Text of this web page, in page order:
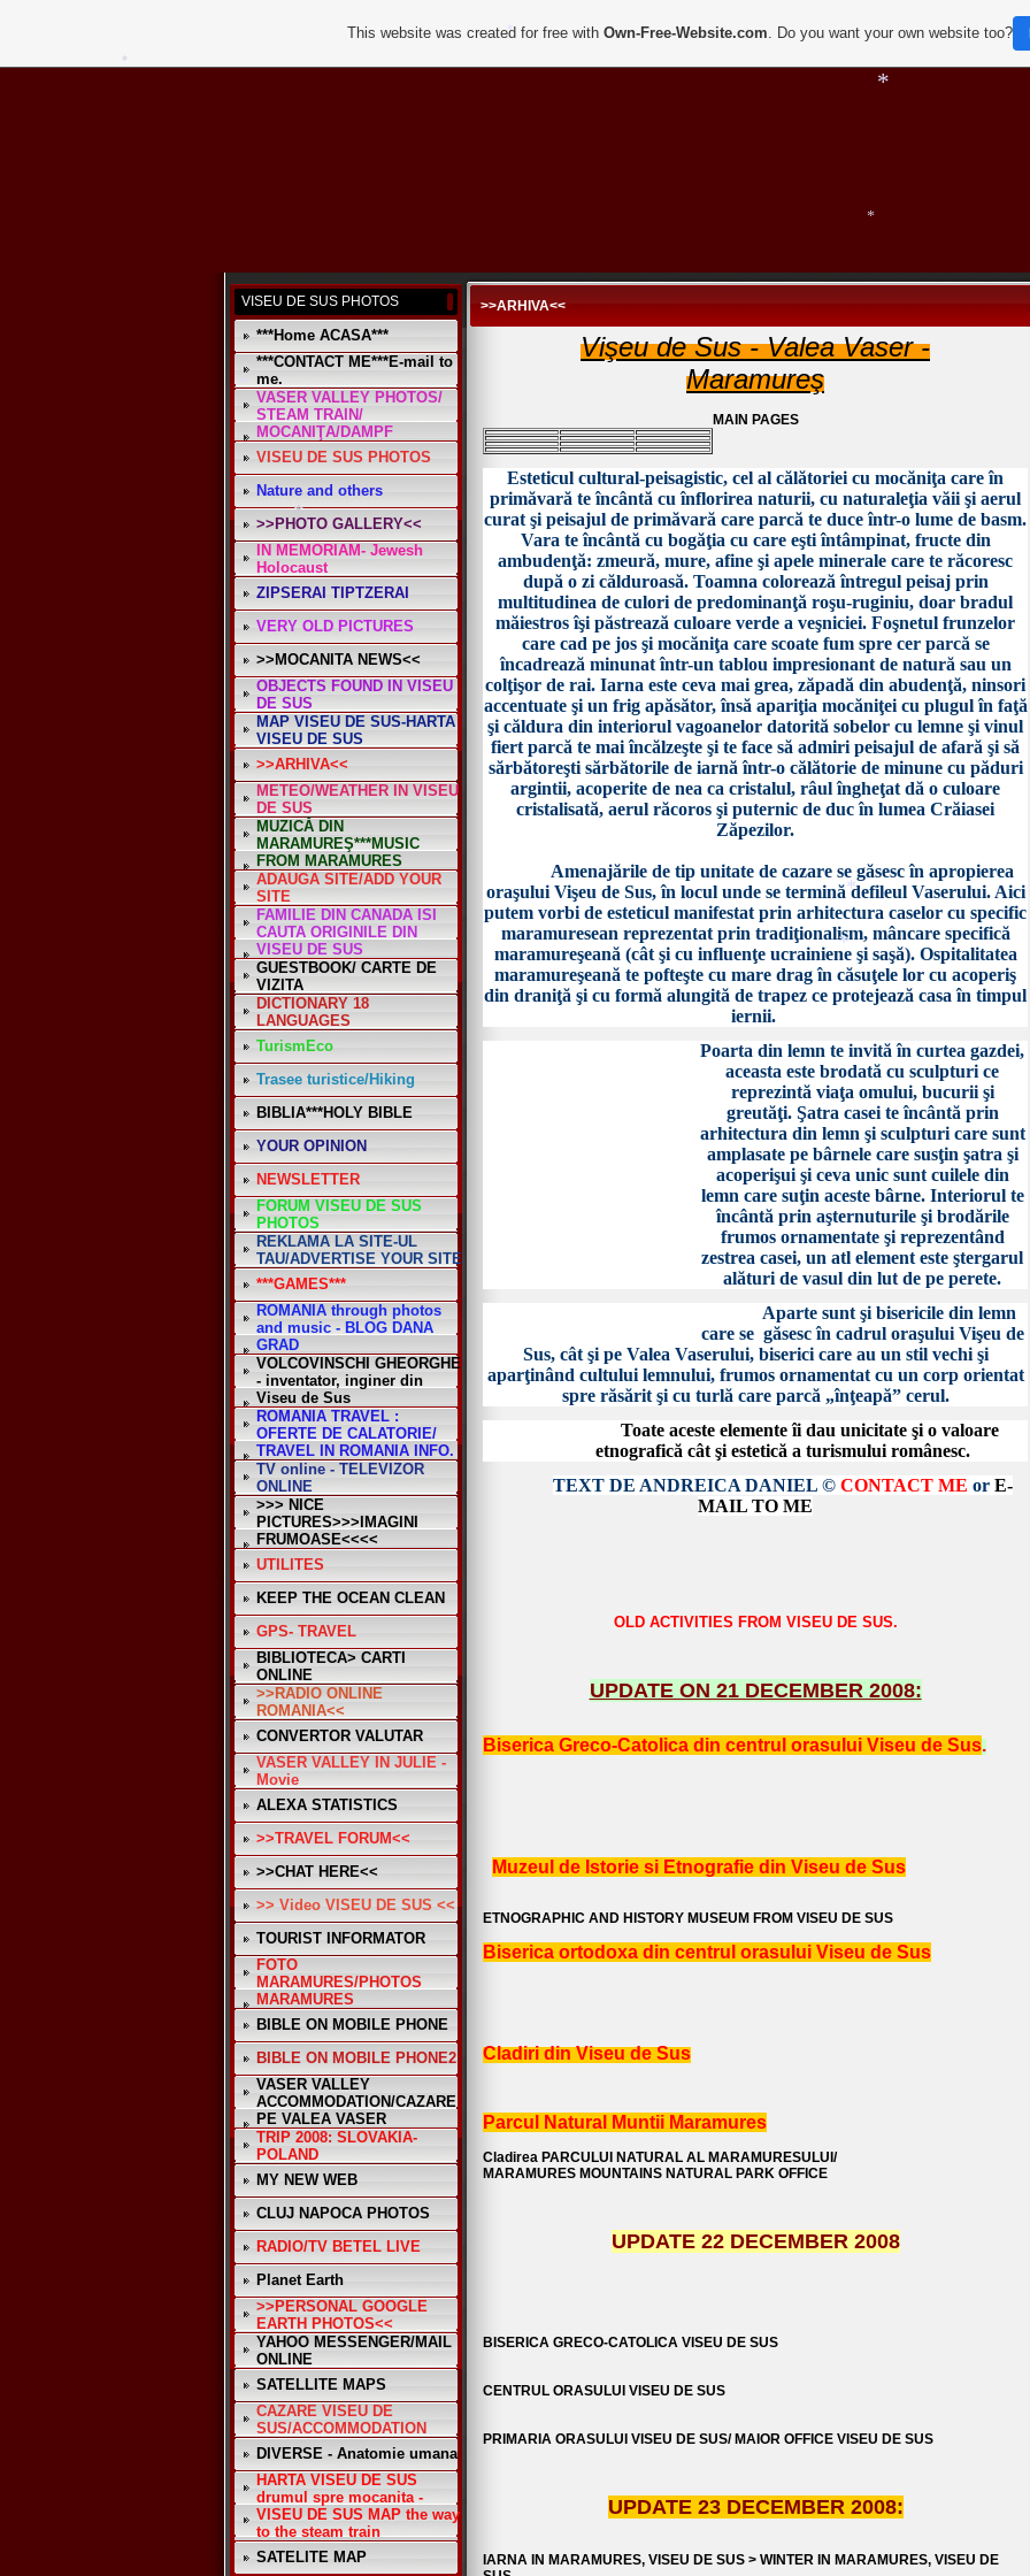
VISEU DE SUS PHOTOS
***Home ACASA***
***CONTACT ME***E-mail to
me.
VASER VALLEY PHOTOS/
STEAM TRAIN/
MOCANIŢA/DAMPF
VISEU DE SUS PHOTOS
Nature and others
>>PHOTO GALLERY<<
IN MEMORIAM- Jewesh
Holocaust
ZIPSERAI TIPTZERAI
VERY OLD PICTURES
>>MOCANITA NEWS<<
OBJECTS FOUND IN VISEU
DE SUS
MAP VISEU DE SUS-HARTA
VISEU DE SUS
>>ARHIVA<<
METEO/WEATHER IN VISEU
DE SUS
MUZICĂ DIN
MARAMUREŞ***MUSIC
FROM MARAMURES
ADAUGA SITE/ADD YOUR
SITE
FAMILIE DIN CANADA ISI
CAUTA ORIGINILE DIN
VISEU DE SUS
GUESTBOOK/ CARTE DE
VIZITA
DICTIONARY 18
LANGUAGES
TurismEco
Trasee turistice/Hiking
BIBLIA***HOLY BIBLE
YOUR OPINION
NEWSLETTER
FORUM VISEU DE SUS
PHOTOS
REKLAMA LA SITE-UL
TAU/ADVERTISE YOUR SITE
***GAMES***
ROMANIA through photos
and music - BLOG DANA
GRAD
VOLCOVINSCHI GHEORGHE
- inventator, inginer din
Viseu de Sus
ROMANIA TRAVEL :
OFERTE DE CALATORIE/
TRAVEL IN ROMANIA INFO.
TV online - TELEVIZOR
ONLINE
>>> NICE
PICTURES>>>IMAGINI
FRUMOASE<<<<
UTILITES
KEEP THE OCEAN CLEAN
GPS- TRAVEL
BIBLIOTECA> CARTI
ONLINE
>>RADIO ONLINE
ROMANIA<<
CONVERTOR VALUTAR
VASER VALLEY IN JULIE -
Movie
ALEXA STATISTICS
>>TRAVEL FORUM<<
>>CHAT HERE<<
>> Video VISEU DE SUS <<
TOURIST INFORMATOR
FOTO
MARAMURES/PHOTOS
MARAMURES
BIBLE ON MOBILE PHONE
BIBLE ON MOBILE PHONE2
VASER VALLEY
ACCOMMODATION/CAZARE
PE VALEA VASER
TRIP 2008: SLOVAKIA-
POLAND
MY NEW WEB
CLUJ NAPOCA PHOTOS
RADIO/TV BETEL LIVE
Planet Earth
>>PERSONAL GOOGLE
EARTH PHOTOS<<
YAHOO MESSENGER/MAIL
ONLINE
SATELLITE MAPS
CAZARE VISEU DE
SUS/ACCOMMODATION
DIVERSE - Anatomie umana
HARTA VISEU DE SUS
drumul spre mocanita -
VISEU DE SUS MAP the way
to the steam train
SATELITE MAP
>>ARHIVA<<
Vişeu de Sus - Valea Vaser -
Maramureş
MAIN PAGES
Esteticul cultural-peisagistic, cel al călătoriei cu mocăniţa care în
primăvară te încântă cu înflorirea naturii, cu naturaleţia văii şi aerul
curat şi peisajul de primăvară care parcă te duce într-o lume de basm.
Vara te încântă cu bogăţia cu care eşti întâmpinat, fructe din
ambudenţă: zmeură, mure, afine şi apele minerale care te răcoresc
după o zi călduroasă. Toamna colorează întregul peisaj prin
multitudinea de culori de predominanţă roşu-ruginiu, doar bradul
măiestros îşi păstrează culoare verde a veşniciei. Foşnetul frunzelor
care cad pe jos şi mocăniţa care scoate fum spre cer parcă se
încadrează minunat într-un tablou impresionant de natură sau un
colţişor de rai. Iarna este ceva mai grea, zăpadă din abudenţă, ninsori
accentuate şi un frig apăsător, însă apariţia mocăniţei cu plugul în faţă
şi căldura din interiorul vagoanelor datorită sobelor cu lemne şi vinul
fiert parcă te mai încălzeşte şi te face să admiri peisajul de afară şi să
sărbătoreşti sărbătorile de iarnă într-o călătorie de minune cu păduri
argintii, acoperite de nea ca cristalul, râul îngheţat dă o culoare
cristalisată, aerul răcoros şi puternic de duc în lumea Crăiasei
Zăpezilor.
Amenajările de tip unitate de cazare se găsesc în apropierea
oraşului Vişeu de Sus, în locul unde se termină defileul Vaserului. Aici
putem vorbi de esteticul manifestat prin arhitectura caselor cu specific
maramuresean reprezentat prin tradiţionalism, mâncare specifică
maramureşeană (cât şi cu influenţe ucrainiene şi saşă). Ospitalitatea
maramureşeană te pofteşte cu mare drag în căsuţele lor cu acoperiş
din draniţă şi cu formă alungită de trapez ce protejează casa în timpul
iernii.
Poarta din lemn te invită în curtea gazdei,
aceasta este brodată cu sculpturi ce
reprezintă viaţa omului, bucurii şi
greutăţi. Şatra casei te încântă prin
arhitectura din lemn şi sculpturi care sunt
amplasate pe bârnele care susţin şatra şi
acoperişui şi ceva unic sunt cuilele din
lemn caresuţin aceste bârne. Interiorul te
încântă prin aşternuturile şi brodările
frumos ornamentate şi reprezentând
zestrea casei, un atl element este ştergarul
alături de vasul din lut de pe perete.
Aparte sunt şi bisericile din lemn
care se găsesc în cadrul oraşului Vişeu de
Sus, cât şi pe Valea Vaserului, biserici care au un stil vechi şi
aparţinând cultului lemnului, frumos ornamentat cu un corp orientat
spre răsărit şi cu turlă care parcă „înţeapă” cerul.
Toate aceste elemente îi dau unicitate şi o valoare
etnografică cât şi estetică a turismului românesc.
TEXT DE ANDREICA DANIEL © CONTACT ME or E-
MAIL TO ME
OLD ACTIVITIES FROM VISEU DE SUS.
UPDATE ON 21 DECEMBER 2008:
Biserica Greco-Catolica din centrul orasului Viseu de Sus.
Muzeul de Istorie si Etnografie din Viseu de Sus
ETNOGRAPHIC AND HISTORY MUSEUM FROM VISEU DE SUS
Biserica ortodoxa din centrul orasului Viseu de Sus
Cladiri din Viseu de Sus
Parcul Natural Muntii Maramures
Cladirea PARCULUI NATURAL AL MARAMURESULUI/
MARAMURES MOUNTAINS NATURAL PARK OFFICE
UPDATE 22 DECEMBER 2008
BISERICA GRECO-CATOLICA VISEU DE SUS
CENTRUL ORASULUI VISEU DE SUS
PRIMARIA ORASULUI VISEU DE SUS/ MAIOR OFFICE VISEU DE SUS
UPDATE 23 DECEMBER 2008:
IARNA IN MARAMURES, VISEU DE SUS > WINTER IN MARAMURES, VISEU DE
This website was created for free withOwn-Free-Website.com. Do you want your own website too?
*
*
*
*
*